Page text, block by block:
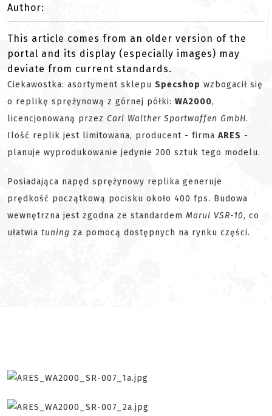
Author:
This article comes from an older version of the
portal and its display (especially images) may
deviate from current standards.
Ciekawostka: asortyment sklepu Specshop wzbogacił się
o replikę sprężynową z górnej półki: WA2000,
licencjonowaną przez Carl Walther Sportwaffen GmbH.
Ilość replik jest limitowana, producent - firma ARES -
planuje wyprodukowanie jedynie 200 sztuk tego modelu.
Posiadająca napęd sprężynowy replika generuje
prędkość początkową pocisku około 400 fps. Budowa
wewnętrzna jest zgodna ze standardem Marui VSR-10, co
ułatwia tuning za pomocą dostępnych na rynku części.